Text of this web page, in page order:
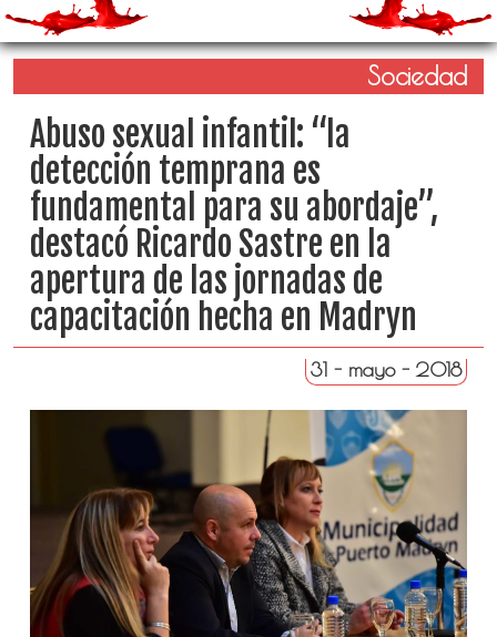
Sociedad
Abuso sexual infantil: “la
detección temprana es
fundamental para su abordaje”,
destacó Ricardo Sastre en la
apertura de las jornadas de
capacitación hecha en Madryn
31 - mayo - 2018